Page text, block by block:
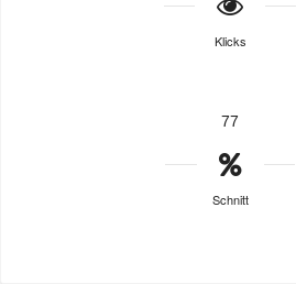
Klicks
77
Schnitt